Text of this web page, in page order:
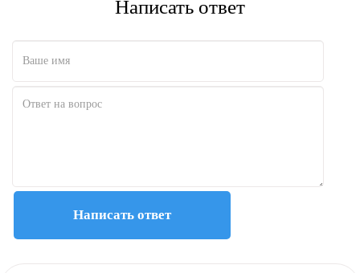
Написать ответ
Написать ответ